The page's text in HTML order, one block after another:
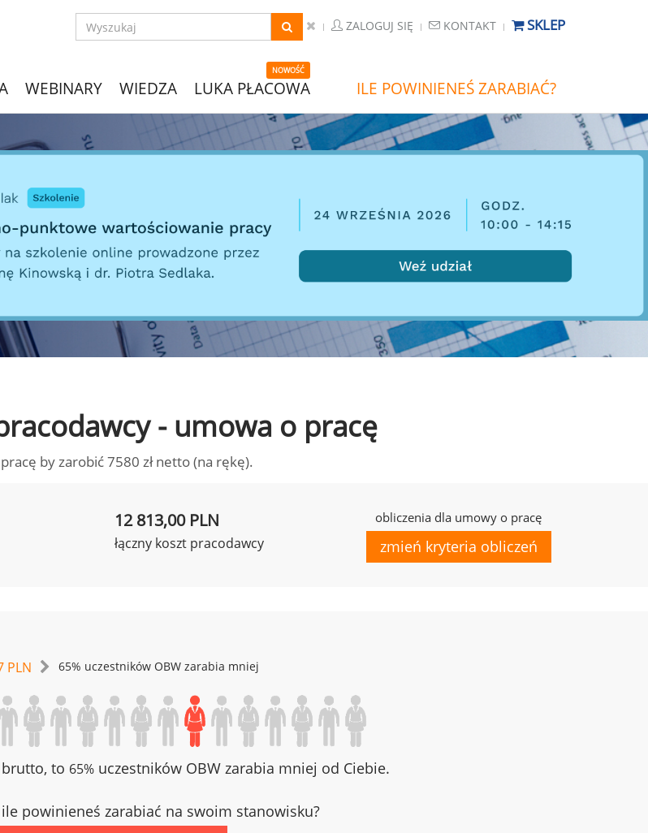
ZALOGUJ SIĘ KONTAKT SKLEP
WEBINARY WIEDZA
NOWOŚĆ
LUKA PŁACOWA ILE POWINIENEŚ ZARABIAĆ?
- umowa o pracę
by zarobić 7580 zł netto (na rękę).
12 813,00 PLN
łączny koszt pracodawcy
obliczenia dla umowy o pracę
zmień kryteria obliczeń
PLN 65% uczestników OBW zarabia mniej
brutto, to 65% uczestników OBW zarabia mniej od Ciebie.
ile powinieneś zarabiać na swoim stanowisku?